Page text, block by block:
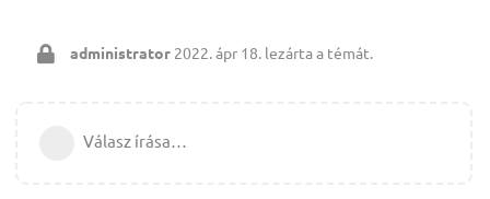
administrator 2022. ápr 18. lezárta a témát.
Válasz írása…